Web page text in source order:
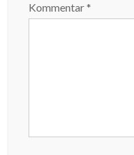
Kommentar*